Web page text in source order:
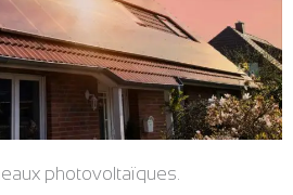
photovoltaïques.